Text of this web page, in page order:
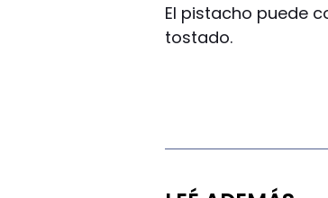
El pistacho puede
tostado.